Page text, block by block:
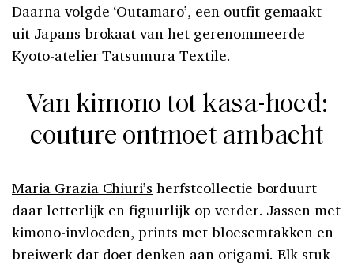
Daarna volgde ‘Outamaro’, een outfit gemaakt
uit Japans brokaat van het gerenommeerde
Kyoto-atelier Tatsumura Textile.
Van kimono tot kasa-hoed:
couture ontmoet ambacht
Maria Grazia Chiuri’s herfstcollectie borduurt
daar letterlijk en figuurlijk op verder. Jassen met
kimono-invloeden, prints met bloesemtakken en
breiwerk dat doet denken aan origami. Elk stuk